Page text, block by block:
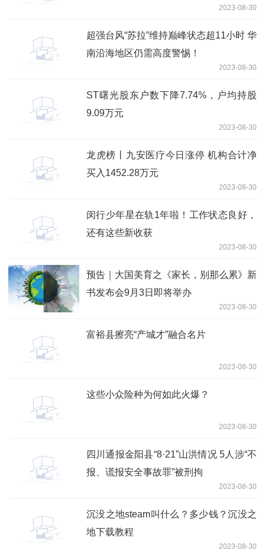
2023-08-30
超强台风“苏拉”维持巅峰状态超11小时 华
南沿海地区仍需高度警惕！
2023-08-30
ST曙光股东户数下降7.74%，户均持股
9.09万元
2023-08-30
龙虎榜丨九安医疗今日涨停 机构合计净
买入1452.28万元
2023-08-30
闵行少年星在轨1年啦！工作状态良好，
还有这些新收获
2023-08-30
预告｜大国美育之《家长，别那么累》新
书发布会9月3日即将举办
2023-08-30
富裕县擦亮“产城才”融合名片
2023-08-30
这些小众险种为何如此火爆？
2023-08-30
四川通报金阳县“8·21”山洪情况 5人涉“不
报、谎报安全事故罪”被刑拘
2023-08-30
沉没之地steam叫什么？多少钱？沉没之
地下载教程
2023-08-30